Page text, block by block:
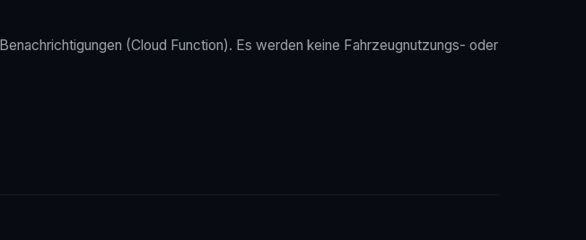
(Cloud Function). Es werden keine Fahrzeugnutzungs- oder